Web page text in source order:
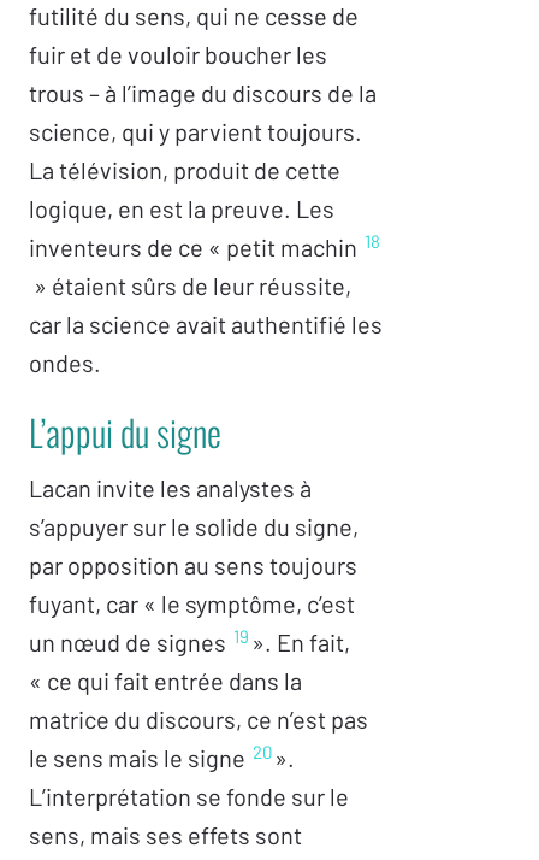
futilité du sens, qui ne cesse de
fuir et de vouloir boucher les
trous – à l’image du discours de la
science, qui y parvient toujours.
La télévision, produit de cette
logique, en est la preuve. Les
inventeurs de ce « petit machin 18
» étaient sûrs de leur réussite,
car la science avait authentifié les
ondes.
L’appui du signe
Lacan invite les analystes à
s’appuyer sur le solide du signe,
par opposition au sens toujours
fuyant, car « le symptôme, c’est
un nœud de signes 19 ». En fait,
« ce qui fait entrée dans la
matrice du discours, ce n’est pas
le sens mais le signe 20 ».
L’interprétation se fonde sur le
sens, mais ses effets sont